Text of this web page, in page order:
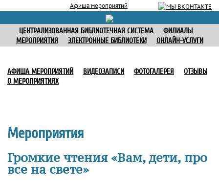
Афиша мероприятий
ЦЕНТРАЛИЗОВАННАЯ БИБЛИОТЕЧНАЯ СИСТЕМА
ФИЛИАЛЫ
МЕРОПРИЯТИЯ
ЭЛЕКТРОННЫЕ БИБЛИОТЕКИ ОНЛАЙН-УСЛУГИ
АФИША МЕРОПРИЯТИЙ ВИДЕОЗАПИСИ ФОТОГАЛЕРЕЯ
ОТЗЫВЫ
О МЕРОПРИЯТИЯХ
Мероприятия
Громкие чтения «Вам, дети, про
все на свете»